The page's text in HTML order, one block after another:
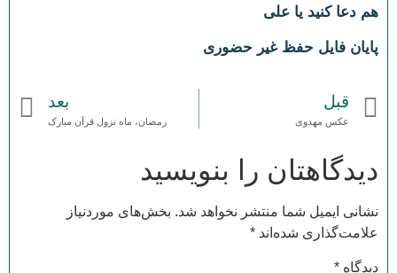
هم دعا کنید یا علی
پایان فایل حفظ غیر حضوری
قبل
عکس مهدوی
بعد
رمضان، ماه نزول قرآن مبارک
دیدگاهتان را بنویسید
نشانی ایمیل شما منتشر نخواهد شد. بخش‌های موردنیاز
علامت‌گذاری شده‌اند *
دیدگاه *